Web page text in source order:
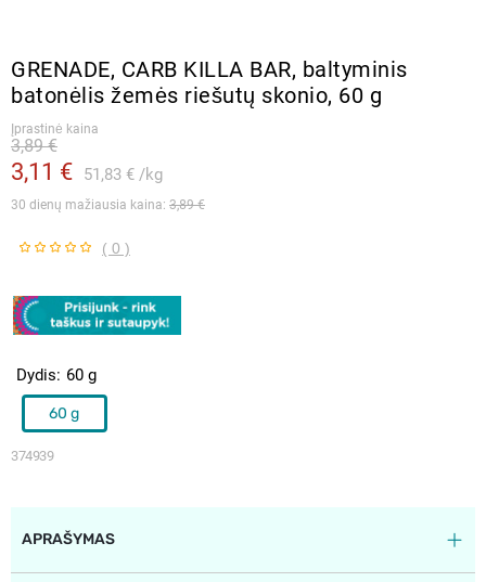
GRENADE, CARB KILLA BAR, baltyminis
batonėlis žemės riešutų skonio, 60 g
Įprastinė kaina
3,11 € 51,83 € kg
3,89 €
30 dienų mažiausia kaina: 3,89 €
( 0 )
374939
Dydis 60 g
60 g
APRAŠYMAS